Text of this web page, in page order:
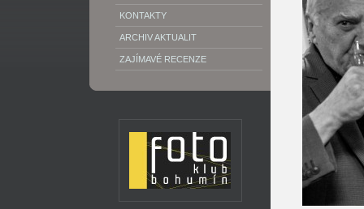
KONTAKTY
ARCHIV AKTUALIT
ZAJÍMAVÉ RECENZE